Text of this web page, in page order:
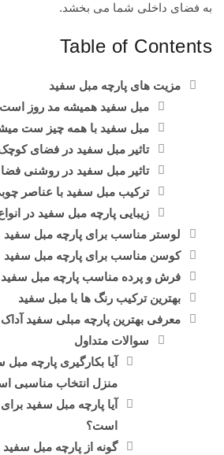
به فضای داخلی شما می بخشد.
Table of Contents
مزیت های پارچه مبل سفید
مبل سفید همیشه مد روز است
مبل سفید با همه چیز ست
تاثیر مبل سفید در فضای
تاثیر مبل سفید در روشنی فضا
ترکیب مبل سفید با عناصر
زیبایی پارچه مبل سفید در
لوستر مناسب برای پارچه مبل سفید
کوسن مناسب برای پارچه مبل سفید
فرش و پرده مناسب پارچه مبل سفید
بهترین ترکیب رنگ ها با مبل سفید
معرفی بهترین پارچه مبلی سفید آداک
سوالات متداول
آیا بکارگیری پارچه
منزل انتخاب مناسبی
آیا پارچه مبل سفید
است؟
گونه از پارچه مبل